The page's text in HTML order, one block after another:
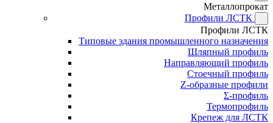
Металлопрокат
Профили ЛСТК
Профили ЛСТК
Типовые здания промышленного назначения
Шляпный профиль
Направляющий профиль
Стоечный профиль
Z-образные профили
Σ-профиль
Термопрофиль
Крепеж для ЛСТК